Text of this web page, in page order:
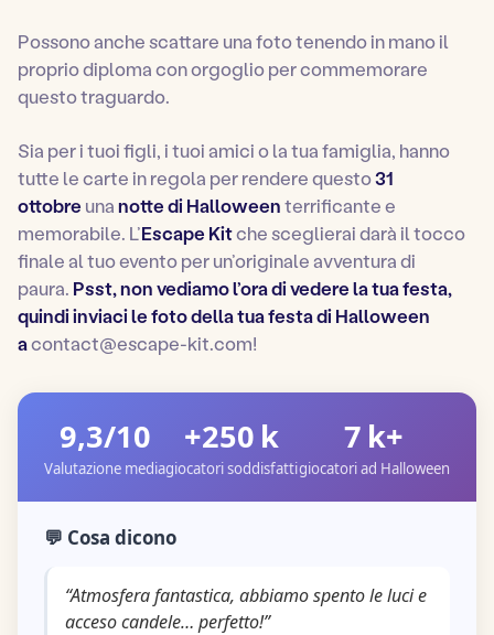
Possono anche scattare una foto tenendo in mano il
proprio diploma con orgoglio per commemorare
questo traguardo.
Sia per i tuoi figli, i tuoi amici o la tua famiglia, hanno
tutte le carte in regola per rendere questo31
ottobre unanotte di Halloweenterrificante e
memorabile. L’Escape Kitche sceglierai darà il tocco
finale al tuo evento per un’originale avventura di
paura. Psst, non vediamo l’ora di vedere la tua festa,
quindi inviaci le foto della tua festa di Halloween
acontact@escape-kit.com!
9,3/10
Valutazione media
+250 k
giocatori soddisfatti
7 k+
giocatori ad Halloween
💬 Cosa dicono
“Atmosfera fantastica, abbiamo spento le luci e
acceso candele… perfetto!”